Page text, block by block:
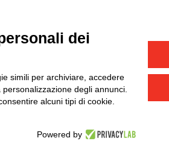
dei
simili per archiviare, accedere
degli annunci.
alcuni tipi di cookie.
Powered by